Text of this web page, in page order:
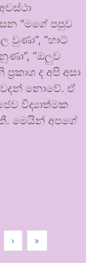
“මගේ පපුව
වුණා”, “හාට්
“ඔලුව
ද අපි අසා
නොවේ. ඒ
විද්‍යාත්මක
මෙයින් අපගේ
› »